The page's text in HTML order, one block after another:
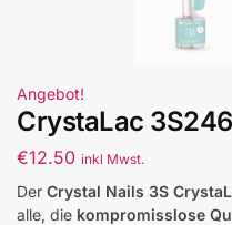
Angebot!
CrystaLac
€12.50 inkl Mwst.
Der Crystal Nails 3S
alle, die kompromisslose